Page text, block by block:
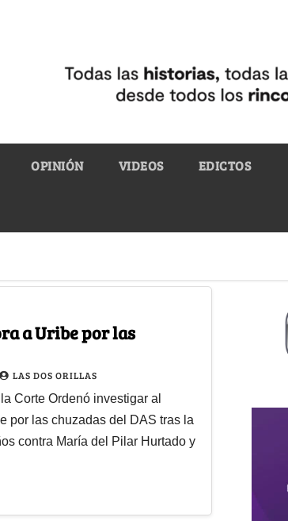
OPINIÓN VIDEOS EDICTOS
a Uribe por las
LAS DOS ORILLAS
Corte Ordenó investigar al
por las chuzadas del DAS tras la
contra María del Pilar Hurtado y